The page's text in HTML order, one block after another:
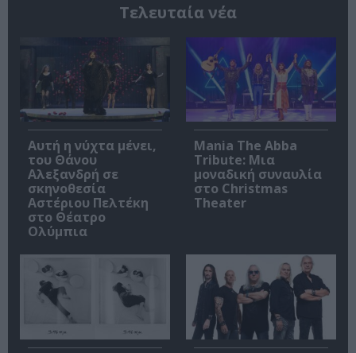
Τελευταία νέα
Αυτή η νύχτα μένει,
του Θάνου
Αλεξανδρή σε
σκηνοθεσία
Αστέριου Πελτέκη
στο Θέατρο
Ολύμπια
Mania The Abba
Tribute: Μια
μοναδική συναυλία
στο Christmas
Theater